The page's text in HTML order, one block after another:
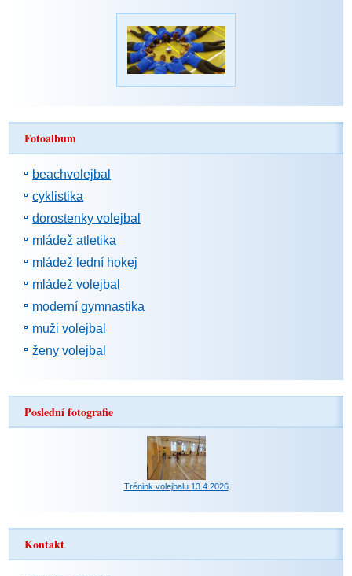
Fotoalbum
beachvolejbal
cyklistika
dorostenky volejbal
mládež atletika
mládež lední hokej
mládež volejbal
moderní gymnastika
muži volejbal
ženy volejbal
Poslední fotografie
Trénink volejbalu 13.4.2026
Kontakt